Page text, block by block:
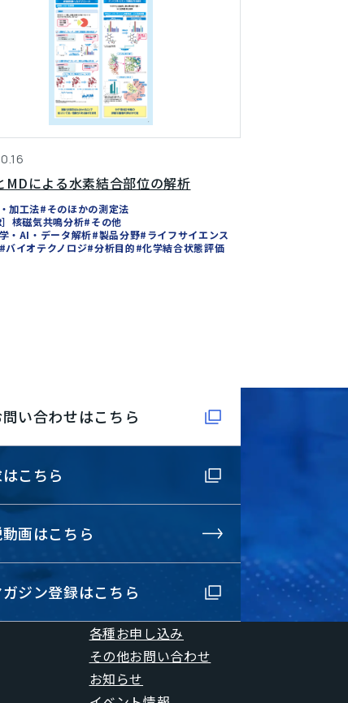
MDによる水素結合部位の解析
加工法#そのほかの測定法
核磁気共鳴分析#その他
・AI・データ解析#製品分野#ライフサイエンス
#バイオテクノロジ#分析目的#化学結合状態評価
い合わせはこちら
こちら
画はこちら
ジン登録はこちら
各種お申し込み
その他お問い合わせ
お知らせ